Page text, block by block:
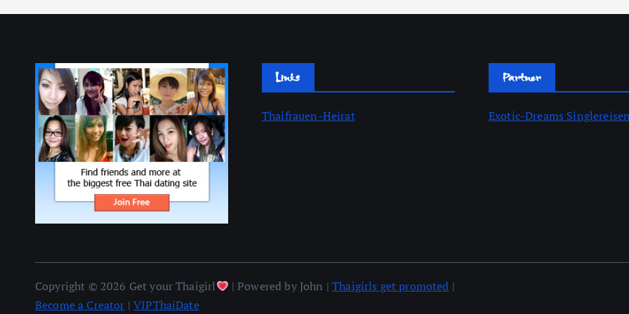
Links
Thaifrauen-Heirat
Partner
Exotic-Dreams
Copyright © 2026 Get your Thaigirl | Powered by John |Thaigirls get promoted |
Become a Creator |VIPThaiDate